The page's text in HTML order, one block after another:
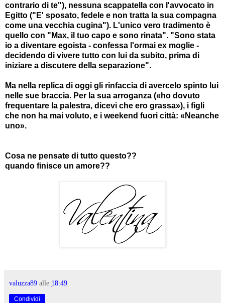
contrario di te"), nessuna scappatella con l'avvocato in
Egitto ("E' sposato, fedele e non tratta la sua compagna
come una vecchia cugina"). L'unico vero tradimento è
quello con "Max, il tuo capo e sono rinata". "Sono stata
io a diventare egoista - confessa l'ormai ex moglie -
decidendo di vivere tutto con lui da subito, prima di
iniziare a discutere della separazione".
Ma nella replica di oggi gli rinfaccia di avercelo spinto lui
nelle sue braccia. Per la sua arroganza («ho dovuto
frequentare la palestra, dicevi che ero grassa»), i figli
che non ha mai voluto, e i weekend fuori città: «Neanche
uno».
Cosa ne pensate di tutto questo??
quando finisce un amore??
valuzza89 alle 18:49
Condividi